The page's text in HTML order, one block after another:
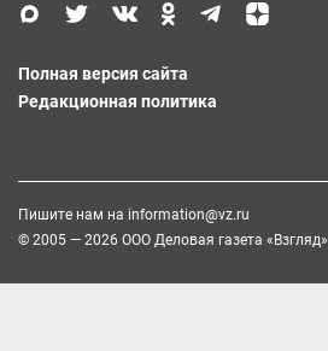
Полная версия сайта
Редакционная политика
Пишите нам на information@vz.ru
© 2005 — 2026 ООО Деловая газета «Взгляд»